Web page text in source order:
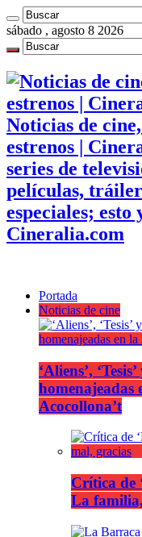
sábado , agosto 8 2026
Noticias de
estrenos |
series de
películas,
especiales; esto
Cineralia.com
Portada
Noticias de cine
‘Aliens’,
homenajeadas
Acocollona’t
Crítica de
La